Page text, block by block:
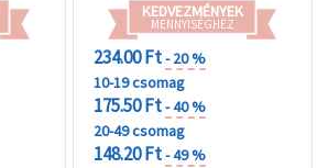
KEDVEZMÉNYEK
MENNYISÉGHEZ
234.00 Ft- 20 %
10-19 csomag
175.50 Ft- 40 %
20-49 csomag
148.20 Ft- 49 %